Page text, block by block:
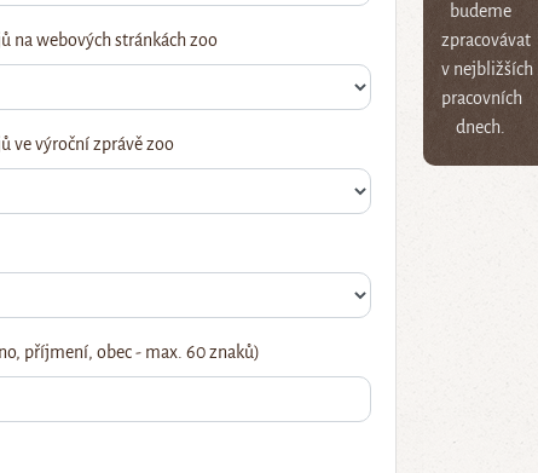
budeme
zpracovávat
v nejbližších
pracovních
dnech.
na webových stránkách zoo
ve výroční zprávě zoo
příjmení, obec - max. 60 znaků)